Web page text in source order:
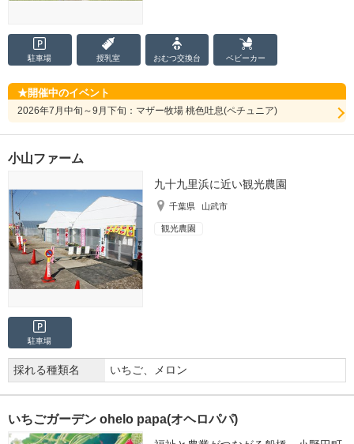
駐車場 授乳室 おむつ交換台 ベビーカー
開催中のイベント
2026年7月中旬～9月下旬：マザー牧場 桃色吐息(ペチュニア)
小山ファーム
九十九里浜に近い観光農園
千葉県 山武市
観光農園
駐車場
採れる種類名 いちご、メロン
いちごガーデン ohelo papa(オヘロパパ)